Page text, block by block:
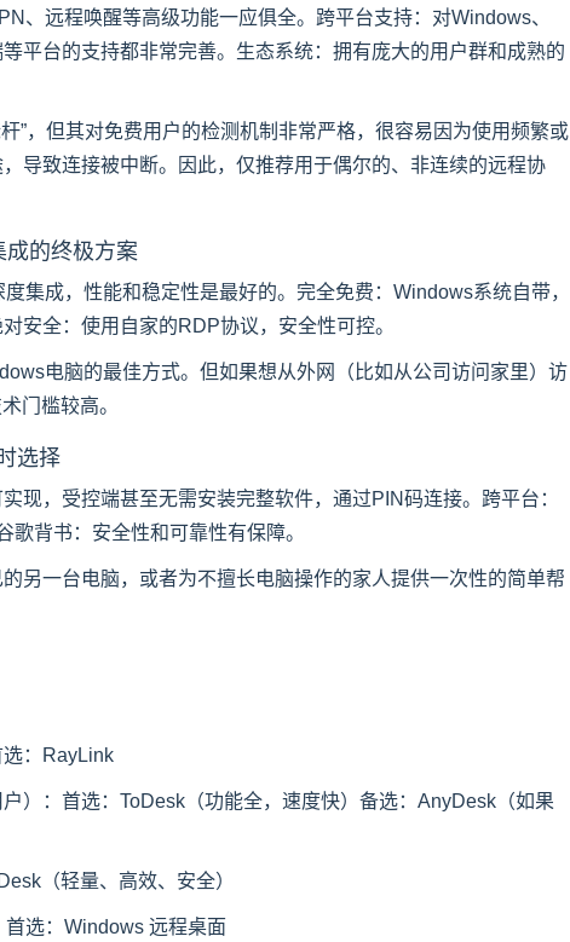
、远程唤醒等高级功能一应俱全。跨平台支持：对Windows、
平台的支持都非常完善。生态系统：拥有庞大的用户群和成熟的
”，但其对免费用户的检测机制非常严格，很容易因为使用频繁或
导致连接被中断。因此，仅推荐用于偶尔的、非连续的远程协
的终极方案
集成，性能和稳定性是最好的。完全免费：Windows系统自带，
安全：使用自家的RDP协议，安全性可控。
电脑的最佳方式。但如果想从外网（比如从公司访问家里）访
门槛较高。
选择
现，受控端甚至无需安装完整软件，通过PIN码连接。跨平台：
歌背书：安全性和可靠性有保障。
另一台电脑，或者为不擅长电脑操作的家人提供一次性的简单帮
：RayLink
）：首选：ToDesk（功能全，速度快）备选：AnyDesk（如果
（轻量、高效、安全）
选：Windows 远程桌面